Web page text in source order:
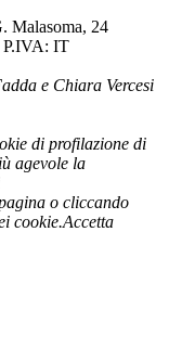
Malasoma, 24
P.IVA: IT
e Chiara Vercesi
di profilazione di
agevole la
o cliccando
cookie.Accetta